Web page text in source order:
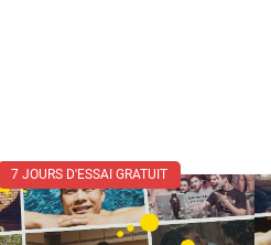
7 JOURS D'ESSAI GRATUIT